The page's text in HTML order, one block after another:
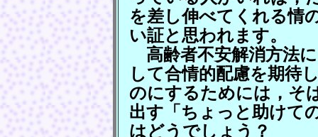
を差し伸べてくれる情
い証と思われます。
高齢者不安解消方法
して合情的配慮を期待
のにするためには，そ
出す「ちょっと助けて
はどうでしょう？